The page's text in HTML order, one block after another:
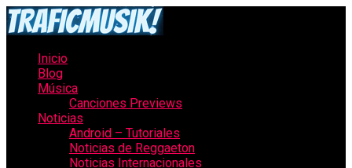
Inicio
Blog
Música
Canciones Previews
Noticias
Android – Tutoriales
Noticias de Reggaeton
Noticias Internacionales